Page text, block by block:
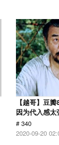
【越哥】豆
因为代入感太
# 340
2020-09-20